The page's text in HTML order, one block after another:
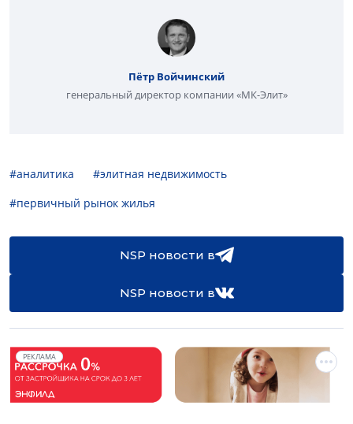
Пётр Войчинский
генеральный директор компании «МК-Элит»
#аналитика
#элитная недвижимость
#первичный рынок жилья
NSP новости в
NSP новости в
РЕКЛАМА